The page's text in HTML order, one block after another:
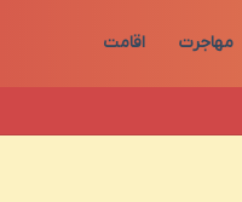
مهاجرت اقامت